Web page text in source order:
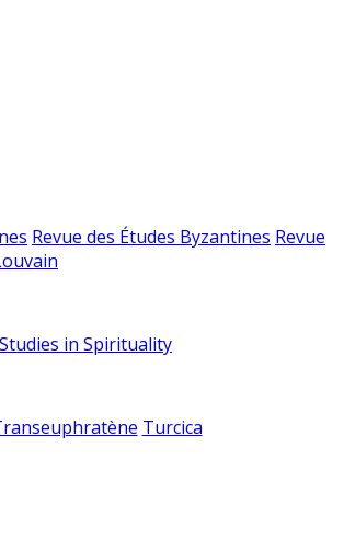
Revue des Études Byzantines Revue
Studies in Spirituality
Turcica